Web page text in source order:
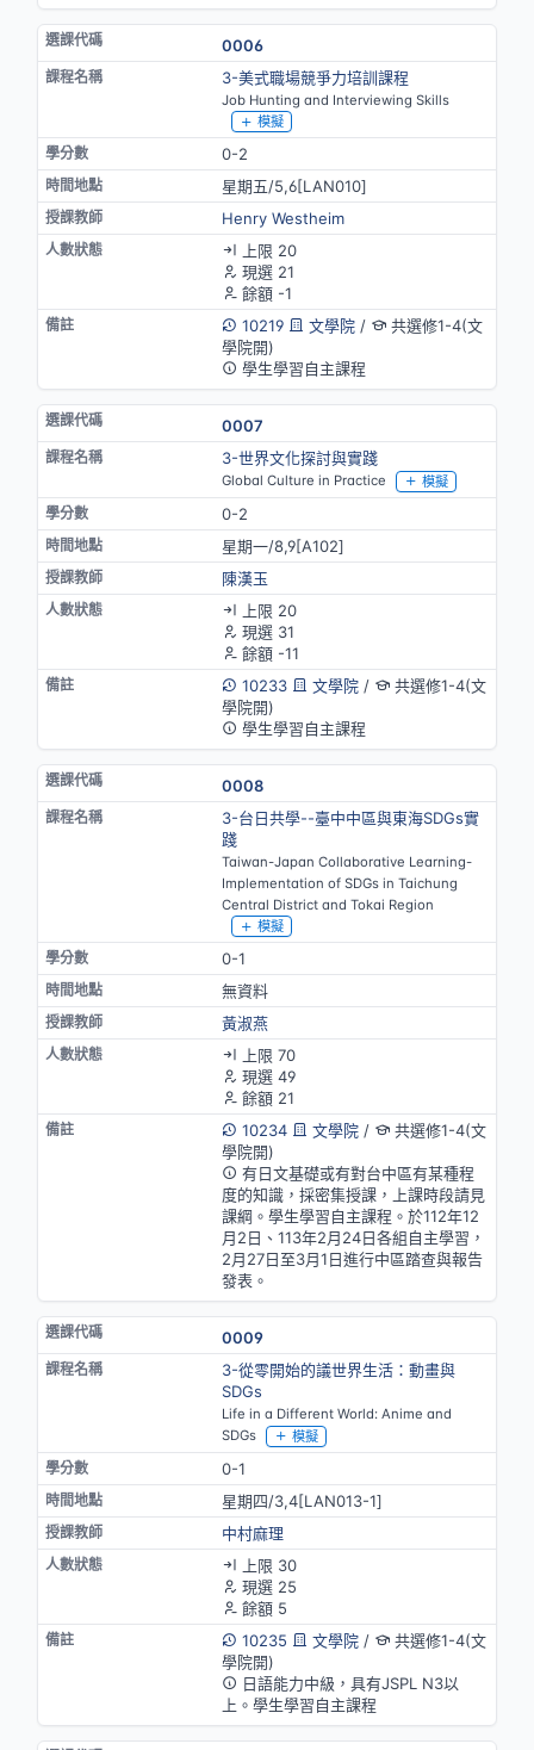
0006
3-美式職場競爭力培訓課程
Job Hunting and Interviewing Skills
模擬
0-2
星期五/5,6[LAN010]
Henry Westheim
上限 20
現選 21
餘額 -1
10219
文學院/
共選修1-4(文
學院開)
學生學習自主課程
0007
3-世界文化探討與實踐
Global Culture in Practice 模擬
0-2
星期一/8,9[A102]
陳漢玉
上限 20
現選 31
餘額 -11
10233
文學院/
共選修1-4(文
學院開)
學生學習自主課程
0008
3-台日共學--臺中中區與東海SDGs實
踐
Taiwan-Japan Collaborative Learning-
Implementation of SDGs in Taichung
Central District and Tokai Region
模擬
0-1
無資料
黃淑燕
上限 70
現選 49
餘額 21
10234
文學院/
共選修1-4(文
學院開)
有日文基礎或有對台中區有某種程
度的知識，採密集授課，上課時段請見
課綱。學生學習自主課程。於112年12
月2日、113年2月24日各組自主學習，
2月27日至3月1日進行中區踏查與報告
發表。
0009
3-從零開始的議世界生活：動畫與
SDGs
Life in a Different World: Anime and
SDGs
模擬
0-1
星期四/3,4[LAN013-1]
中村麻理
上限 30
現選 25
餘額 5
10235
文學院/
共選修1-4(文
學院開)
日語能力中級，具有JSPL N3以
上。學生學習自主課程